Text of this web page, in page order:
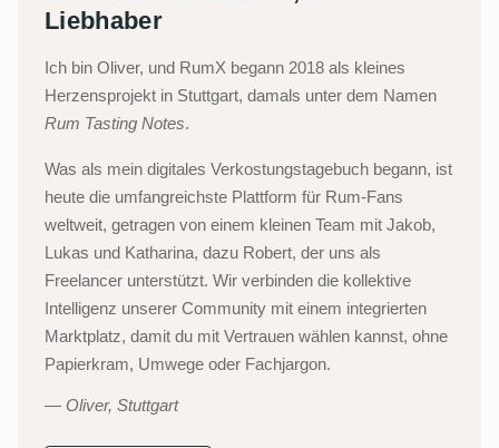
Liebhaber
Ich bin Oliver, und RumX begann 2018 als kleines
Herzensprojekt in Stuttgart, damals unter dem Namen
Rum Tasting Notes.
Was als mein digitales Verkostungstagebuch begann, ist
heute die umfangreichste Plattform für Rum-Fans
weltweit, getragen von einem kleinen Team mit Jakob,
Lukas und Katharina, dazu Robert, der uns als
Freelancer unterstützt. Wir verbinden die kollektive
Intelligenz unserer Community mit einem integrierten
Marktplatz, damit du mit Vertrauen wählen kannst, ohne
Papierkram, Umwege oder Fachjargon.
Oliver, Stuttgart